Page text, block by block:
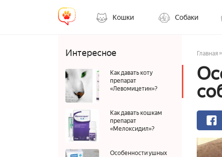
Кошки Собаки
Интересное
Как давать коту
препарат
«Левомицетин»?
Как давать кошкам
препарат
«Мелоксидил»?
Особенности ушных
Главная »